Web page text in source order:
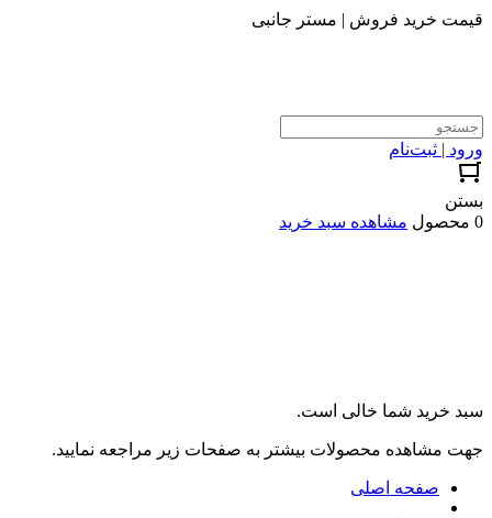
قیمت خرید فروش | مستر جانبی
ورود | ثبت‌نام
بستن
0 محصول
مشاهده سبد خرید
سبد خرید شما خالی است.
جهت مشاهده محصولات بیشتر به صفحات زیر مراجعه نمایید.
صفحه اصلی